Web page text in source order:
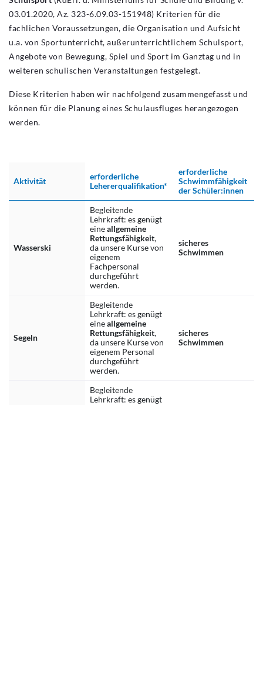
03.01.2020, Az. 323-6.09.03-151948) Kriterien für die
fachlichen Voraussetzungen, die Organisation und Aufsicht
u.a. von Sportunterricht, außerunterrichtlichem Schulsport,
Angebote von Bewegung, Spiel und Sport im Ganztag und in
weiteren schulischen Veranstaltungen festgelegt.
Diese Kriterien haben wir nachfolgend zusammengefasst und
können für die Planung eines Schulausfluges herangezogen
werden.
Aktivität
erforderliche
Lehererqualifikation*
erforderliche
Schwimmfähigkeit
der Schüler:innen
Wasserski
Begleitende
Lehrkraft: es genügt
eineallgemeine
Rettungsfähigkeit,
da unsere Kurse von
eigenem
Fachpersonal
durchgeführt
werden.
sicheres
Schwimmen
Segeln
Begleitende
Lehrkraft: es genügt
eineallgemeine
Rettungsfähigkeit,
da unsere Kurse von
eigenem Personal
durchgeführt
werden.
sicheres
Schwimmen
Begleitende
Lehrkraft: es genügt